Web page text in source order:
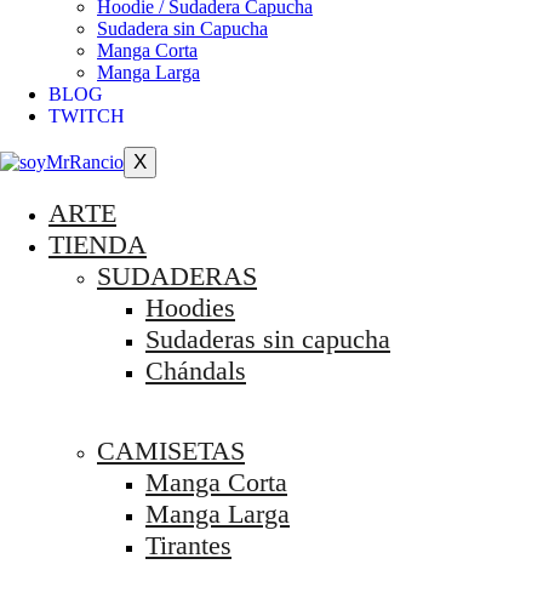
Hoodie / Sudadera Capucha
Sudadera sin Capucha
Manga Corta
Manga Larga
BLOG
TWITCH
X
ARTE
TIENDA
SUDADERAS
Hoodies
Sudaderas sin capucha
Chándals
CAMISETAS
Manga Corta
Manga Larga
Tirantes